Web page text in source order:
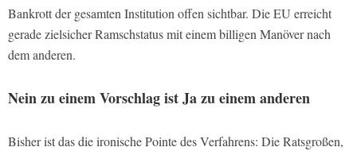
Bankrott der gesamten Institution offen sichtbar. Die EU erreicht
gerade zielsicher Ramschstatus mit einem billigen Manöver nach
dem anderen.
Nein zu einem Vorschlag ist Ja zu einem anderen
Bisher ist das die ironische Pointe des Verfahrens: Die Ratsgroßen,